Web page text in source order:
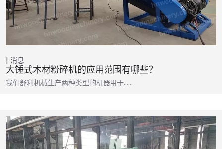
消息
大锤式木材粉碎机的应用范围有哪些？
我们舒利机械生产两种类型的机器用于……